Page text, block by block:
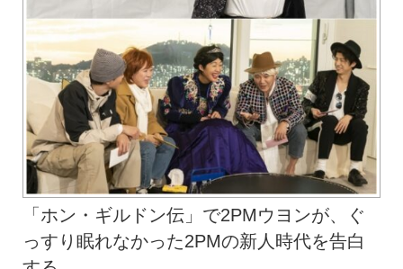
「ホン・ギルドン伝」で2PMウヨンが、ぐ
っすり眠れなかった2PMの新人時代を告白